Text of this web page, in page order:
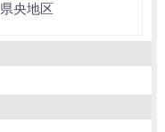
県央地区